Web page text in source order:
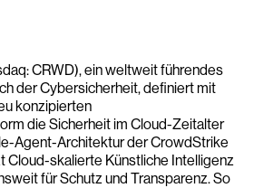
CRWD), ein weltweit führendes
der Cybersicherheit, definiert mit
konzipierten
die Sicherheit im Cloud-Zeitalter
Agent-Architektur der CrowdStrike
Cloud-skalierte Künstliche Intelligenz
für Schutz und Transparenz. So